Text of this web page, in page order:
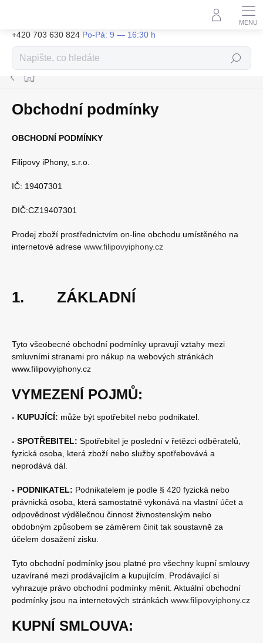
+420 703 630 824
Hledat
Domů
Obchodní podmínky
OBCHODNÍ PODMÍNKY
Filipovy iPhony, s.r.o.
IČ: 19407301
DIČ:CZ19407301
Prodej zboží prostřednictvím on-line obchodu umístěného na
internetové adrese www.filipovyiphony.cz
1. ZÁKLADNÍ
Tyto všeobecné obchodní podmínky upravují vztahy mezi
smluvními stranami pro nákup na webových stránkách
www.filipovyiphony.cz
VYMEZENÍ POJMŮ:
- KUPUJÍCÍ: může být spotřebitel nebo podnikatel.
- SPOTŘEBITEL: Spotřebitel je poslední v řetězci odběratelů,
fyzická osoba, která zboží nebo služby spotřebovává a
neprodává dál.
- PODNIKATEL: Podnikatelem je podle § 420 fyzická nebo
právnická osoba, která samostatně vykonává na vlastní účet a
odpovědnost výdělečnou činnost živnostenským nebo
obdobným způsobem se záměrem činit tak soustavně za
účelem dosažení zisku.
Tyto obchodní podmínky jsou platné pro všechny kupní smlouvy
uzavírané mezi prodávajícím a kupujícím. Prodávající si
vyhrazuje právo obchodní podmínky měnit. Aktuální obchodní
podmínky jsou na internetových stránkách www.filipovyiphony.cz
KUPNÍ SMLOUVA: